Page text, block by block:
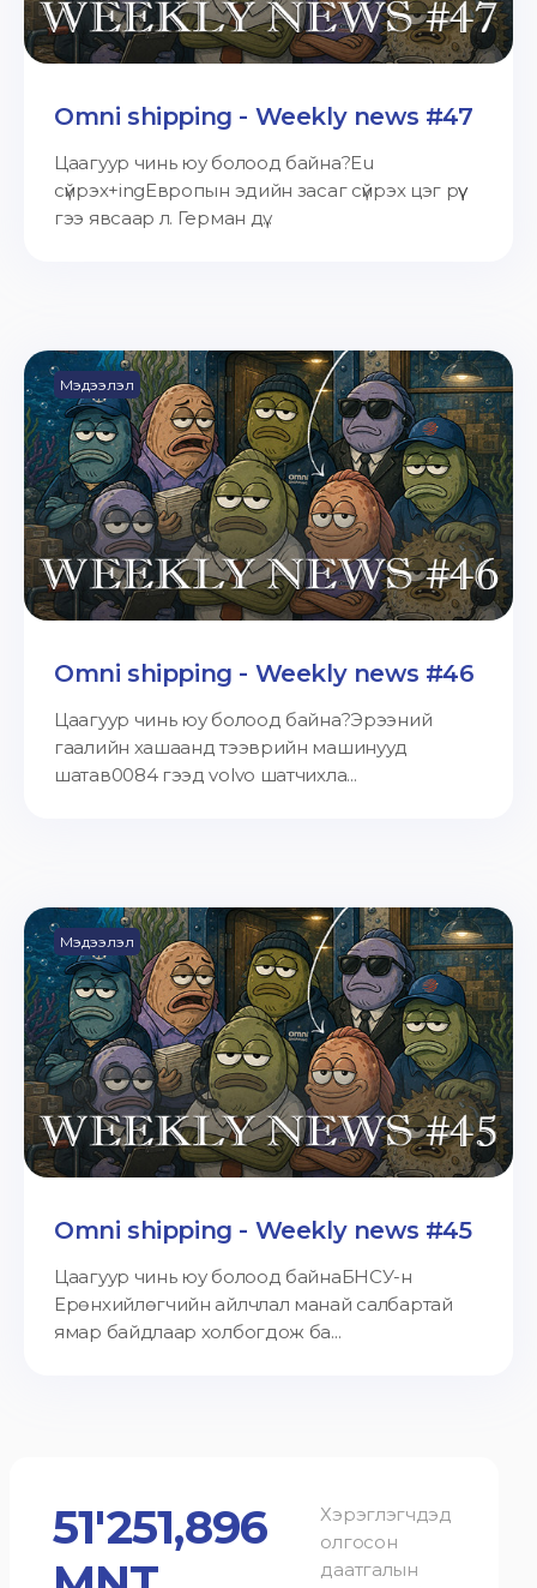
Omni shipping - Weekly news #47
Цаагуур чинь юу болоод байна?Eu
сүйрэх+ingЕвропын эдийн засаг сүйрэх цэг рүү
гээ явсаар л. Герман дү...
Мэдээлэл
Omni shipping - Weekly news #46
Цаагуур чинь юу болоод байна?Эрээний
гаалийн хашаанд тээврийн машинууд
шатав0084 гээд volvo шатчихла...
Мэдээлэл
Omni shipping - Weekly news #45
Цаагуур чинь юу болоод байнаБНСУ-н
Ерөнхийлөгчийн айлчлал манай салбартай
ямар байдлаар холбогдож ба...
51'251,896
Хэрэглэгчдэд
олгосон
даатгалын